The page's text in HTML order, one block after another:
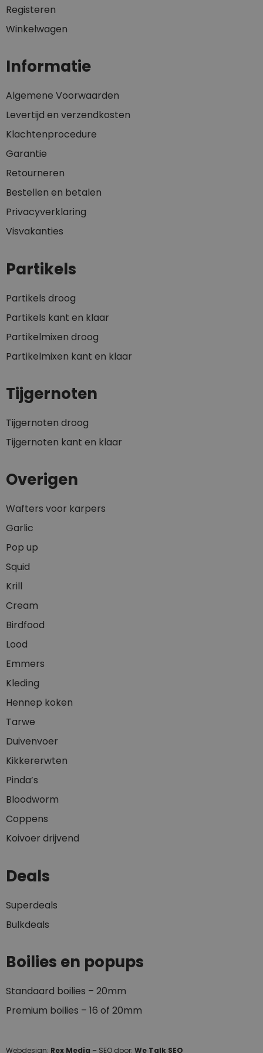
Registeren
Winkelwagen
Informatie
Algemene Voorwaarden
Levertijd en verzendkosten
Klachtenprocedure
Garantie
Retourneren
Bestellen en betalen
Privacyverklaring
Visvakanties
Partikels
Partikels droog
Partikels kant en klaar
Partikelmixen droog
Partikelmixen kant en klaar
Tijgernoten
Tijgernoten droog
Tijgernoten kant en klaar
Overigen
Wafters voor karpers
Garlic
Pop up
Squid
Krill
Cream
Birdfood
Lood
Emmers
Kleding
Hennep koken
Tarwe
Duivenvoer
Kikkererwten
Pinda’s
Bloodworm
Coppens
Koivoer drijvend
Deals
Superdeals
Bulkdeals
Boilies en popups
Standaard boilies – 20mm
Premium boilies – 16 of 20mm
Webdesign: Rex Media – SEO door: We Talk SEO